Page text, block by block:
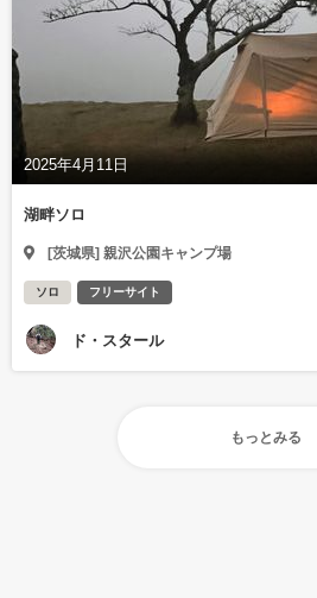
2025年4月11日
湖畔ソロ
[茨城県] 親沢公園キャンプ場
ソロ フリーサイト
ド・スタール
もっとみる